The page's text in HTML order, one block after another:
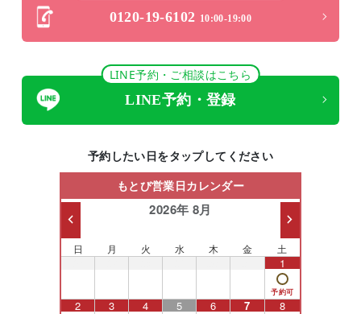
0120-19-6102 10:00-19:00
LINE予約・ご相談はこちら
LINE予約・登録
予約したい日をタップしてください
もとび営業日カレンダー
2026年 8月
日 月 火 水 木 金 土
1
2 3 4 5 6 7 8